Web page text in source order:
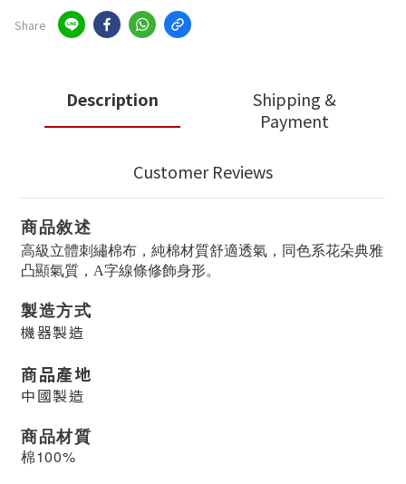
Share
Description
Shipping &
Payment
Customer Reviews
商品敘述
高級立體刺繡棉布，純棉材質舒適透氣，同色系花朵典雅
凸顯氣質，A字線條修飾身形。
製造方式
機器製造
商品產地
中國製造
商品材質
棉100%